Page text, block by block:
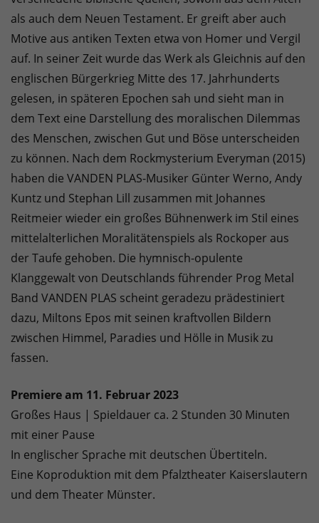
als auch dem Neuen Testament. Er greift aber auch
Motive aus antiken Texten etwa von Homer und Vergil
auf. In seiner Zeit wurde das Werk als Gleichnis auf den
englischen Bürgerkrieg Mitte des 17. Jahrhunderts
gelesen, in späteren Epochen sah und sieht man in
dem Text eine Darstellung des moralischen Dilemmas
des Menschen, zwischen Gut und Böse unterscheiden
zu können. Nach dem Rockmysterium Everyman (2015)
haben die VANDEN PLAS-Musiker Günter Werno, Andy
Kuntz und Stephan Lill zusammen mit Johannes
Reitmeier wieder ein großes Bühnenwerk im Stil eines
mittelalterlichen Moralitätenspiels als Rockoper aus
der Taufe gehoben. Die hymnisch-opulente
Klanggewalt von Deutschlands führender Prog Metal
Band VANDEN PLAS scheint geradezu prädestiniert
dazu, Miltons Epos mit seinen kraftvollen Bildern
zwischen Himmel, Paradies und Hölle in Musik zu
fassen.
Premiere am 11. Februar 2023
Großes Haus | Spieldauer ca. 2 Stunden 30 Minuten
mit einer Pause
In englischer Sprache mit deutschen Übertiteln.
Eine Koproduktion mit dem Pfalztheater Kaiserslautern
und dem Theater Münster.